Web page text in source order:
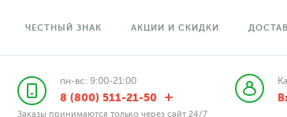
ЧЕСТНЫЙ ЗНАК АКЦИИ И СКИДКИ
пн-вс: 9:00-21:00
8 (800) 511-21-50
Заказы принимаются только через сайт 24/7